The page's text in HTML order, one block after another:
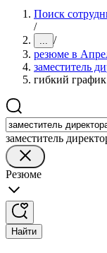
Поиск
/
... /
резюме в
заместитель
гибкий график
заместитель
Резюме
Найти